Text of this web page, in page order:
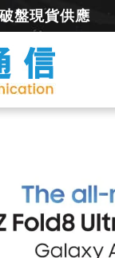
盤現貨供應